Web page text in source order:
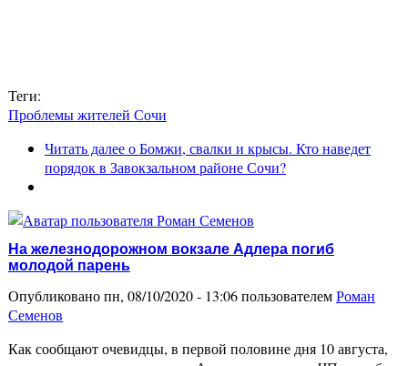
Теги:
Проблемы жителей Сочи
Читать далеео Бомжи, свалки и крысы. Кто наведет
порядок в Завокзальном районе Сочи?
На железнодорожном вокзале Адлера погиб
молодой парень
Опубликовано пн, 08/10/2020 - 13:06 пользователемРоман
Семенов
Как сообщают очевидцы, в первой половине дня 10 августа,